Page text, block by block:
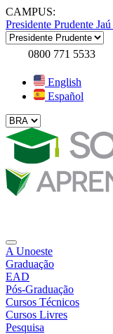
CAMPUS:
Presidente Prudente Jaú
0800 771 5533
English
Español
A Unoeste
Graduação
EAD
Pós-Graduação
Cursos Técnicos
Cursos Livres
Pesquisa